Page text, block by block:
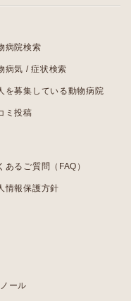
病院検索
病気 / 症状検索
を募集している動物病院
ミ投稿
あるご質問（FAQ）
情報保護方針
ール